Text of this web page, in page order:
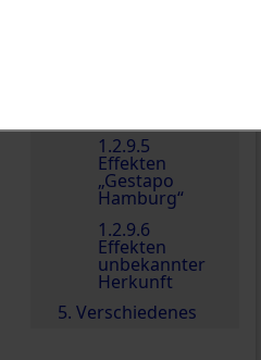
1.2.9.5
Effekten
„Gestapo
Hamburg“
1.2.9.6
Effekten
unbekannter
Herkunft
5. Verschiedenes